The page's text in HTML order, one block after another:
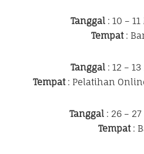
Tanggal : 10 –
Tempat:
Tanggal: 12 –
Tempat: Pelatihan
Tanggal : 26 –
Tempat: